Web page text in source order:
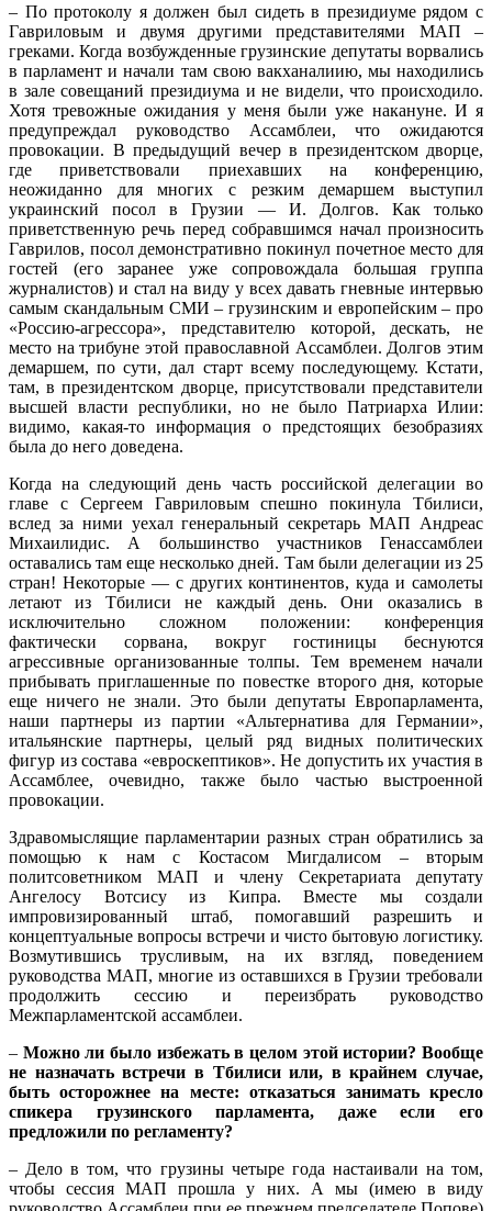
– По протоколу я должен был сидеть в президиуме рядом с
Гавриловым и двумя другими представителями МАП –
греками. Когда возбужденные грузинские депутаты ворвались
в парламент и начали там свою вакханалиию, мы находились
в зале совещаний президиума и не видели, что происходило.
Хотя тревожные ожидания у меня были уже накануне. И я
предупреждал руководство Ассамблеи, что ожидаются
провокации. В предыдущий вечер в президентском дворце,
где приветствовали приехавших на конференцию,
неожиданно для многих с резким демаршем выступил
украинский посол в Грузии — И. Долгов. Как только
приветственную речь перед собравшимся начал произносить
Гаврилов, посол демонстративно покинул почетное место для
гостей (его заранее уже сопровождала большая группа
журналистов) и стал на виду у всех давать гневные интервью
самым скандальным СМИ – грузинским и европейским – про
«Россию-агрессора», представителю которой, дескать, не
место на трибуне этой православной Ассамблеи. Долгов этим
демаршем, по сути, дал старт всему последующему. Кстати,
там, в президентском дворце, присутствовали представители
высшей власти республики, но не было Патриарха Илии:
видимо, какая-то информация о предстоящих безобразиях
была до него доведена.
Когда на следующий день часть российской делегации во
главе с Сергеем Гавриловым спешно покинула Тбилиси,
вслед за ними уехал генеральный секретарь МАП Андреас
Михаилидис. А большинство участников Генассамблеи
оставались там еще несколько дней. Там были делегации из 25
стран! Некоторые — с других континентов, куда и самолеты
летают из Тбилиси не каждый день. Они оказались в
исключительно сложном положении: конференция
фактически сорвана, вокруг гостиницы беснуются
агрессивные организованные толпы. Тем временем начали
прибывать приглашенные по повестке второго дня, которые
еще ничего не знали. Это были депутаты Европарламента,
наши партнеры из партии «Альтернатива для Германии»,
итальянские партнеры, целый ряд видных политических
фигур из состава «евроскептиков». Не допустить их участия в
Ассамблее, очевидно, также было частью выстроенной
провокации.
Здравомыслящие парламентарии разных стран обратились за
помощью к нам с Костасом Мигдалисом – вторым
политсоветником МАП и члену Секретариата депутату
Ангелосу Вотсису из Кипра. Вместе мы создали
импровизированный штаб, помогавший разрешить и
концептуальные вопросы встречи и чисто бытовую логистику.
Возмутившись трусливым, на их взгляд, поведением
руководства МАП, многие из оставшихся в Грузии требовали
продолжить сессию и переизбрать руководство
Межпарламентской ассамблеи.
– Можно ли было избежать в целом этой истории? Вообще
не назначать встречи в Тбилиси или, в крайнем случае,
быть осторожнее на месте: отказаться занимать кресло
спикера грузинского парламента, даже если его
предложили по регламенту?
– Дело в том, что грузины четыре года настаивали на том,
чтобы сессия МАП прошла у них. А мы (имею в виду